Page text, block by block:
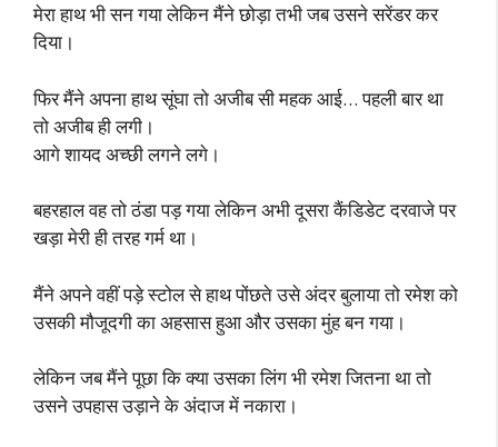
मेरा हाथ भी सन गया लेकिन मैंने छोड़ा तभी जब उसने सरेंडर कर
दिया।
फिर मैंने अपना हाथ सूंघा तो अजीब सी महक आई… पहली बार था
तो अजीब ही लगी।
आगे शायद अच्छी लगने लगे।
बहरहाल वह तो ठंडा पड़ गया लेकिन अभी दूसरा कैंडिडेट दरवाजे पर
खड़ा मेरी ही तरह गर्म था।
मैंने अपने वहीं पड़े स्टोल से हाथ पोंछते उसे अंदर बुलाया तो रमेश को
उसकी मौजूदगी का अहसास हुआ और उसका मुंह बन गया।
लेकिन जब मैंने पूछा कि क्या उसका लिंग भी रमेश जितना था तो
उसने उपहास उड़ाने के अंदाज में नकारा।